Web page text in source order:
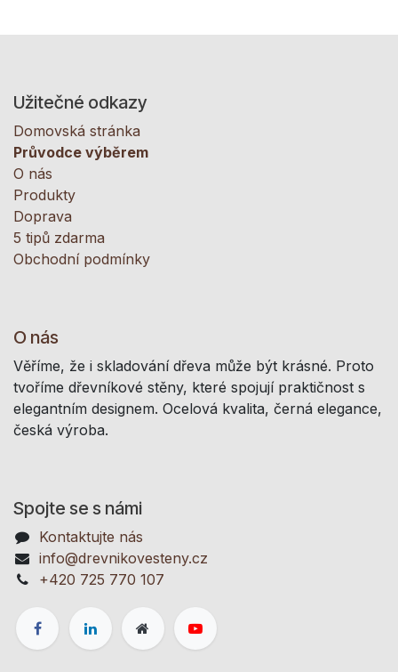
Užitečné odkazy
Domovská stránka
Průvodce výběrem
O nás
Produkty
Doprava
5 tipů zdarma
Obchodní podmínky
O nás
Věříme, že i skladování dřeva může být krásné. Proto
tvoříme dřevníkové stěny, které spojují praktičnost s
elegantním designem. Ocelová kvalita, černá elegance,
česká výroba.
Spojte se s námi
Kontaktujte nás
info@drevnikovesteny.cz
+420 725 770 107